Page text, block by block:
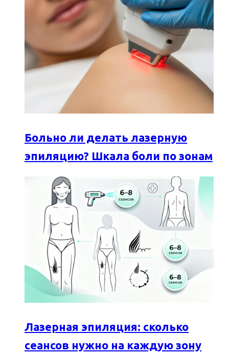
Больно ли делать лазерную
эпиляцию? Шкала боли по зонам
Лазерная эпиляция: сколько
сеансов нужно на каждую зону